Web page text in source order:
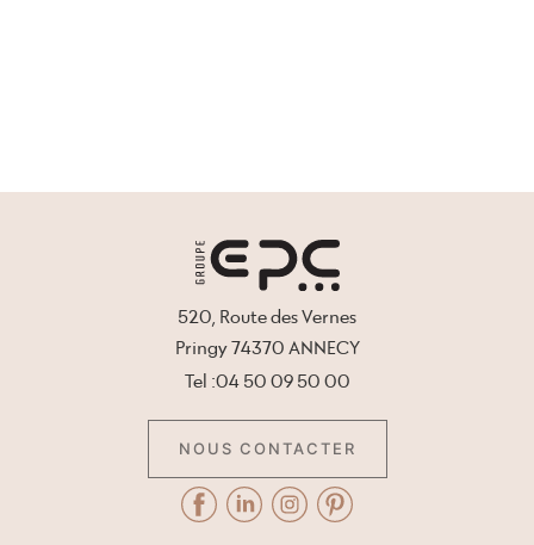
520, Route des Vernes
Pringy 74370 ANNECY
Tel :04 50 09 50 00
NOUS CONTACTER